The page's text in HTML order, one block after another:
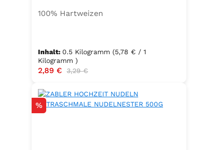
100% Hartweizen
Inhalt: 0.5 Kilogramm (5,78 € / 1
Kilogramm )
Verkaufspreis:
2,89 € Regulärer Preis:
3,29 €
Rabatt
%